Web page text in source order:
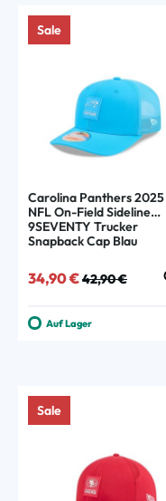
Sale
Carolina Panthers 2025
NFL On-Field Sideline
9SEVENTY Trucker
Snapback Cap Blau
Verkaufspreis:
34,90 € Regulärer Preis:
42,90 €
Auf Lager
Sale